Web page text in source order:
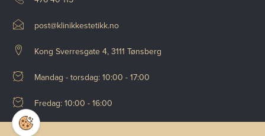
post@klinikkestetikk.no
Kong Sverresgate 4, 3111 Tønsberg
Mandag - torsdag: 10:00 - 17:00
Fredag: 10:00 - 16:00